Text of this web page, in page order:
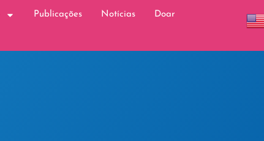
Publicações Notícias Doar